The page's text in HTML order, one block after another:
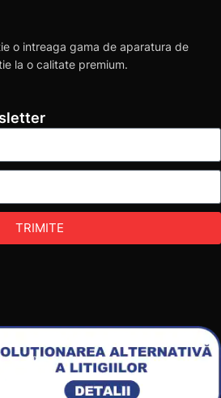
o intreaga gama de aparatura de
la o calitate premium.
TRIMITE